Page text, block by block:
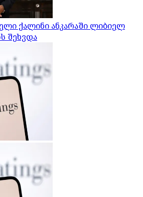
ქალინი ანკარაში ლიბიელ
შეხვდა